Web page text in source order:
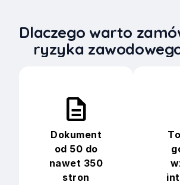
Dlaczego warto
ryzyka
description
Dokument
od 50 do
nawet 350
stron